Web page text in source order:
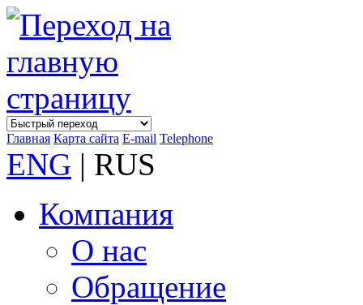
Главная Карта сайта E-mail Telephone
ENG | RUS
Компания
О нас
Обращение